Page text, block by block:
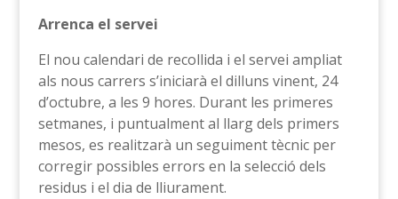
Arrenca el servei
El nou calendari de recollida i el servei ampliat
als nous carrers s’iniciarà el dilluns vinent, 24
d’octubre, a les 9 hores. Durant les primeres
setmanes, i puntualment al llarg dels primers
mesos, es realitzarà un seguiment tècnic per
corregir possibles errors en la selecció dels
residus i el dia de lliurament.